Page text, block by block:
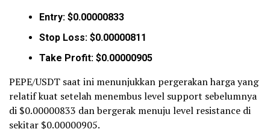
Entry: $0.00000833
Stop Loss: $0.00000811
Take Profit: $0.00000905
PEPE/USDT saat ini menunjukkan pergerakan harga yang
relatif kuat setelah menembus level support sebelumnya
di $0.00000833 dan bergerak menuju level resistance di
sekitar $0.00000905.